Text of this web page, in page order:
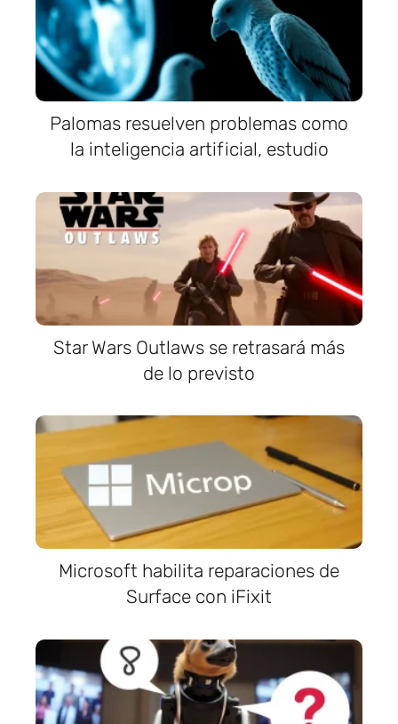
Palomas resuelven problemas como
la inteligencia artificial, estudio
Star Wars Outlaws se retrasará más
de lo previsto
Microsoft habilita reparaciones de
Surface con iFixit